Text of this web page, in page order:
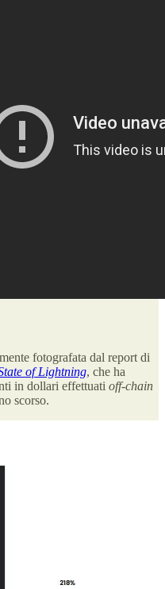
fotografata dal report di
of Lightning, che ha
in dollari effettuati off-chain
scorso.